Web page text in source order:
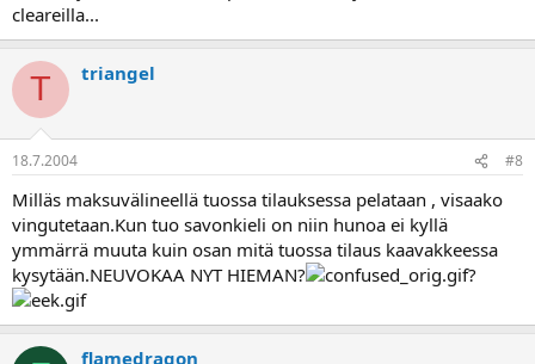
cleareilla...
T triangel
18.7.2004 #8
Milläs maksuvälineellä tuossa tilauksessa pelataan , visaako
vingutetaan.Kun tuo savonkieli on niin hunoa ei kyllä
ymmärrä muuta kuin osan mitä tuossa tilaus kaavakkeessa
kysytään.NEUVOKAA NYT HIEMAN?
?
flamedragon